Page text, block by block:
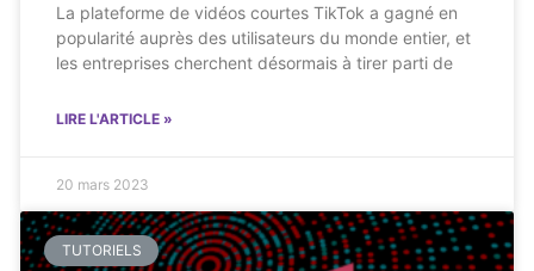
La plateforme de vidéos courtes TikTok a gagné en
popularité auprès des utilisateurs du monde entier, et
les entreprises cherchent désormais à tirer parti de
LIRE L'ARTICLE »
20 mars 2023
TUTORIELS